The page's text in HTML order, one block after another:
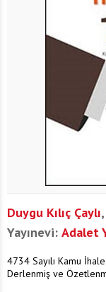
Duygu Kılıç Çaylı,
Yayınevi: Adalet
4734 Sayılı Kamu
Derlenmiş ve